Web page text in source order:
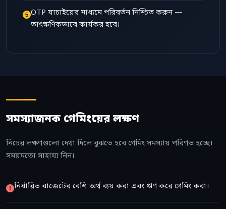
OTP যাচাইয়ের মাধ্যমে পরিবর্তন নিশ্চিত করুন —
তাৎক্ষণিকভাবে কার্যকর হবে।
সমস্যাজনক গেমিংয়ের লক্ষণ
নিচের লক্ষণগুলো দেখা দিলে বুঝতে হবে গেমিং সমস্যায় পরিণত হচ্ছে।
সময়মতো সাহায্য নিন।
নির্ধারিত বাজেটের বেশি অর্থ ব্যয় করা এবং ঋণ করে গেমিং করা।